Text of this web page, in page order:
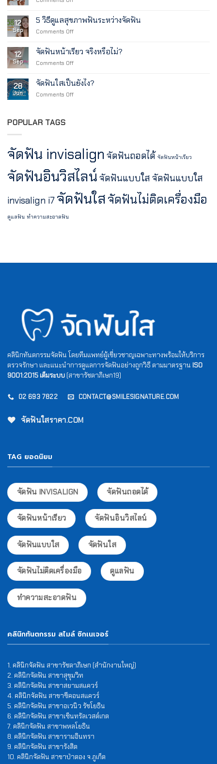
ฟัน
มี
จำเป็น
12
Sep
5 วิธีดูแลสุขภาพฟันระหว่างจัดฟัน
Comments Offon
วิธี
ดูแล
สุขภาพ
ระหว่าง
12
Sep
จัดฟันหน้าเรียว จริงหรือไม่?
Comments Offon
ฟัน
หน้า
เรียว
28
Jun
จัดฟันใสเป็นยังไง?
Comments Offon
POPULAR TAGS
จัดฟัน invisalign จัดฟันถอดได้ จัดฟันหน้าเรียว
จัดฟันอินวิสไลน์ จัดฟันแบบใส จัดฟันแบบใส
invisalign i7 จัดฟันใสจัดฟันไม่ติดเครื่องมือ
ดูแลฟัน ทำความสะอาดฟัน
คลินิกทันตกรรมจัดฟัน โดยทีมแพทย์ผู้เชี่ยวชาญเฉพาะทางพร้อมให้บริการ
ตรวจรักษา และแนะนำการดูแลการจัดฟันอย่างถูกวิธี ตามมาตรฐาน ISO
9001:2015 เต็มระบบ (สาขารัชดาภิเษก19)
02 693 7822 CONTACT@SMILESIGNATURE.COM
จัดฟันใสราคา.COM
TAG ยอดนิยม
จัดฟัน INVISALIGN จัดฟันถอดได้
จัดฟันหน้าเรียว จัดฟันอินวิสไลน์
จัดฟันแบบใส จัดฟันใส
จัดฟันไม่ติดเครื่องมือ ดูแลฟัน
ทำความสะอาดฟัน
คลินิกทันตกรรม สไมล์ ซิกเนเจอร์
1. คลินิกจัดฟัน สาขารัชดาภิเษก (สำนักงานใหญ่)
2. คลินิกจัดฟัน สาขาสุขุมวิท
3. คลินิกจัดฟัน สาขาสยามสแควร์
4. คลินิกจัดฟัน สาขาซีคอนสแควร์
5. คลินิกจัดฟัน สาขาอเวนิว รัชโยธิน
6. คลินิกจัดฟัน สาขาเซ็นทรัลเวสต์เกต
7. คลินิกจัดฟัน สาขาพหลโยธิน
8. คลินิกจัดฟัน สาขารามอินทรา
9. คลินิกจัดฟัน สาขารังสิต
10. คลินิกจัดฟัน สาขาป่าตอง จ.ภูเก็ต